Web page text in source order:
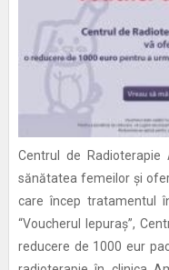
Centrul de
sănătatea femeilor și
care încep tratamentul
“Voucherul Iepuraș”,
reducere de 1000 eur